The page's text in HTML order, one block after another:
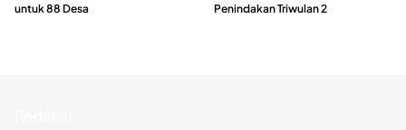
untuk 88 Desa
Penindakan Triwulan 2